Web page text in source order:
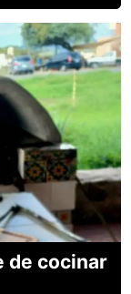
de cocinar